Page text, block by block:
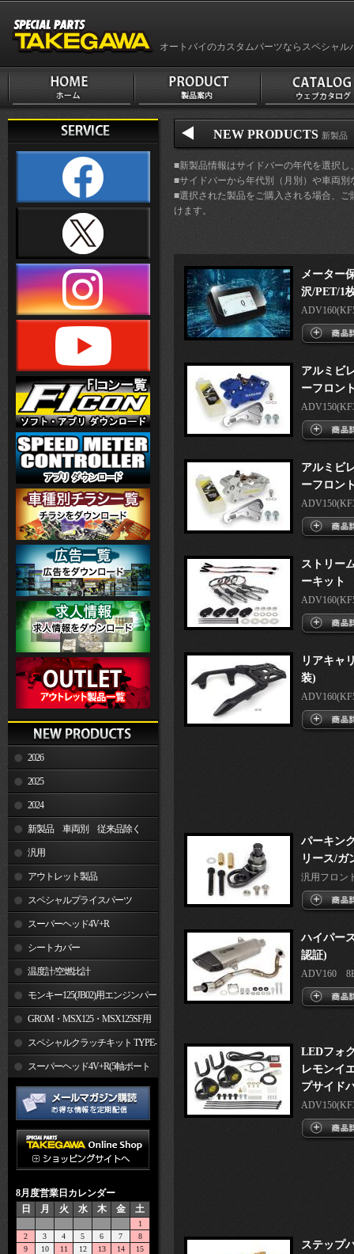
オートバイのカスタムパーツならスペシャル
2026
2025
2024
新製品 車両別 従来品除く
汎用
アウトレット製品
スペシャルプライスパーツ
スーパーヘッド4V+R
シートカバー
温度計/空燃比計
モンキー125(JB02)用エンジンパー
ツ GROM・MSX125・MSX125SF用
エンジンパーツ
スペシャルクラッチキット TYPE-
スーパーヘッド4V+R(5軸ポート
加工)
8月度営業日カレンダー
日
月 火 水 木 金 土
1
2
3 4 5 6 7
8
9
10 11 12 13 14
15
NEW PRODUCTS 新製品
■新製品情報はサイドバーの年代を選択
■サイドバーから年代別（月別）や車両
■選択された製品をご購入される場合、
けます。
メーター
沢/PET/1
アルミビ
ーフロン
アルミビ
ーフロン
ストリー
ーキット
リアキャ
装)
パーキン
リース/ガ
汎用フロン
ハイパー
認証)
ADV160
LEDフォ
レモンイ
プサイ
ステップ